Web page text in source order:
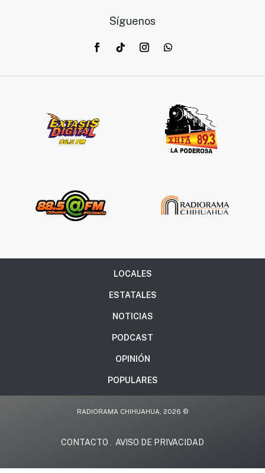
Síguenos
LOCALES
ESTATALES
NOTICIAS
PODCAST
OPINIÓN
POPULARES
RADIORAMA CHIHUAHUA, 2026 ©
CONTACTO AVISO DE PRIVACIDAD